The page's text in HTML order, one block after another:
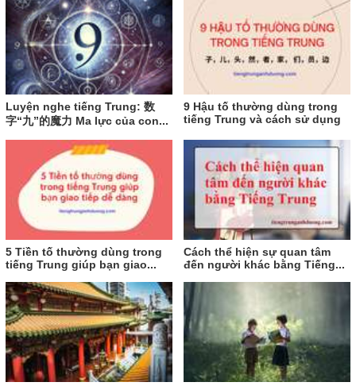
Luyện nghe tiếng Trung: 数
字“九”的魔力 Ma lực của con...
9 Hậu tố thường dùng trong
tiếng Trung và cách sử dụng
5 Tiền tố thường dùng trong
tiếng Trung giúp bạn giao...
Cách thể hiện sự quan tâm
đến người khác bằng Tiếng...